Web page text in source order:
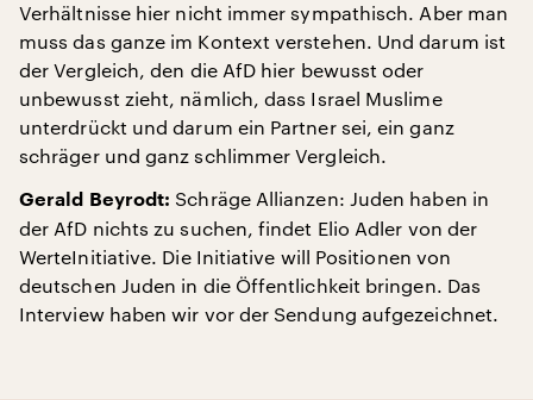
Verhältnisse hier nicht immer sympathisch. Aber man
muss das ganze im Kontext verstehen. Und darum ist
der Vergleich, den die AfD hier bewusst oder
unbewusst zieht, nämlich, dass Israel Muslime
unterdrückt und darum ein Partner sei, ein ganz
schräger und ganz schlimmer Vergleich.
Gerald Beyrodt: Schräge Allianzen: Juden haben in
der AfD nichts zu suchen, findet Elio Adler von der
WerteInitiative. Die Initiative will Positionen von
deutschen Juden in die Öffentlichkeit bringen. Das
Interview haben wir vor der Sendung aufgezeichnet.